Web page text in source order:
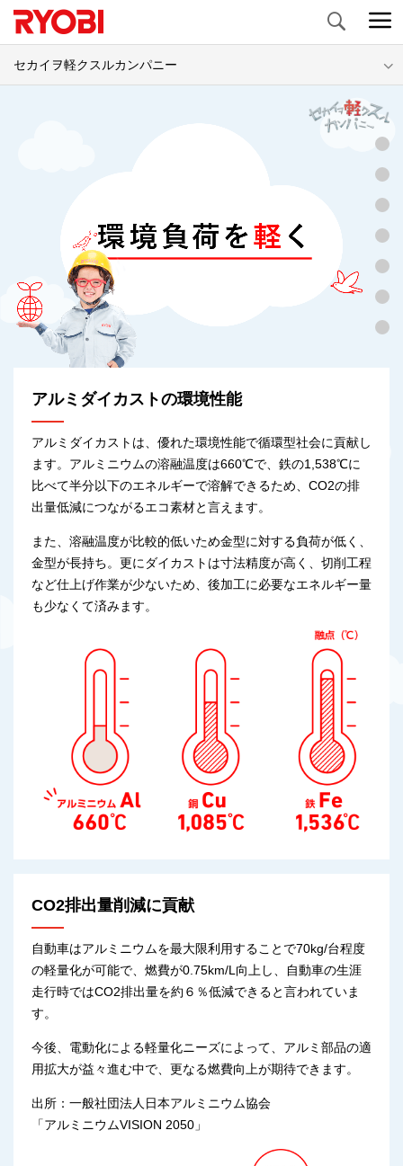
Search
セカイヲ軽クスルカンパニー
アルミダイカストの環境性能
アルミダイカストは、優れた環境性能で循環型社会に貢献し
ます。アルミニウムの溶融温度は660℃で、鉄の1,538℃に
比べて半分以下のエネルギーで溶解できるため、CO2の排
出量低減につながるエコ素材と言えます。
また、溶融温度が比較的低いため金型に対する負荷が低く、
金型が長持ち。更にダイカストは寸法精度が高く、切削工程
など仕上げ作業が少ないため、後加工に必要なエネルギー量
も少なくて済みます。
CO2排出量削減に貢献
自動車はアルミニウムを最大限利用することで70kg/台程度
の軽量化が可能で、燃費が0.75km/L向上し、自動車の生涯
走行時ではCO2排出量を約６％低減できると言われていま
す。
今後、電動化による軽量化ニーズによって、アルミ部品の適
用拡大が益々進む中で、更なる燃費向上が期待できます。
出所：一般社団法人日本アルミニウム協会
「アルミニウムVISION 2050」